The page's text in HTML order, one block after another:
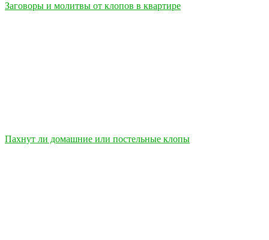
Заговоры и молитвы от клопов в квартире
Пахнут ли домашние или постельные клопы